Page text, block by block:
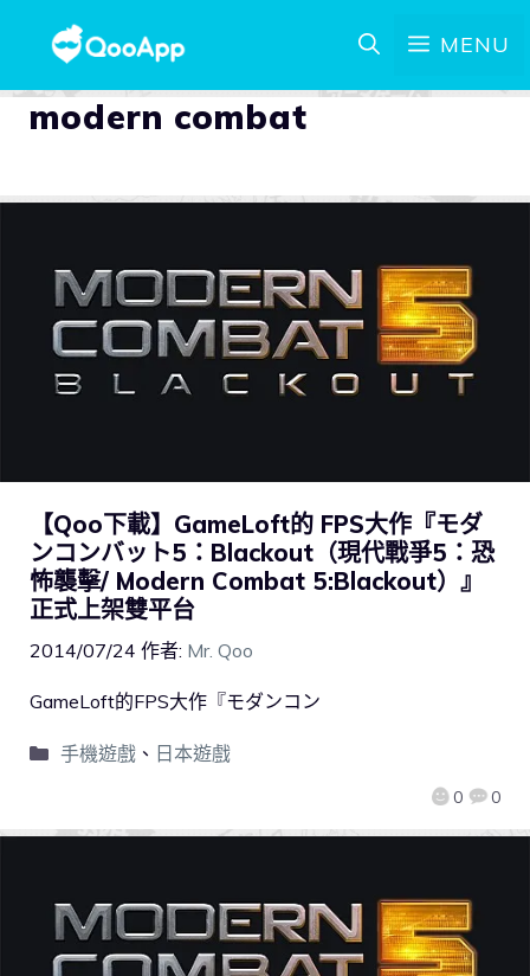
MENU
modern combat
【Qoo下載】GameLoft的 FPS大作『モダ
ンコンバット5：Blackout（現代戰爭5：恐
怖襲擊/ Modern Combat 5:Blackout）』
正式上架雙平台
2014/07/24 作者: Mr. Qoo
0 0
GameLoft的FPS大作『モダンコン
手機遊戲、 日本遊戲